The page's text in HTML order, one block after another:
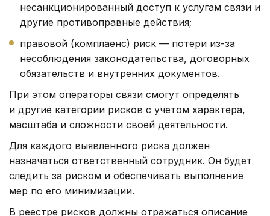
несанкционированный доступ к услугам связи и
другие противоправные действия;
правовой (комплаенс) риск — потери из-за
несоблюдения законодательства, договорных
обязательств и внутренних документов.
При этом операторы связи смогут определять
и другие категории рисков с учетом характера,
масштаба и сложности своей деятельности.
Для каждого выявленного риска должен
назначаться ответственный сотрудник. Он будет
следить за риском и обеспечивать выполнение
мер по его минимизации.
В реестре рисков должны отражаться описание